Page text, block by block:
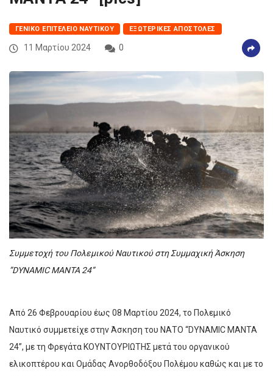
ΓΕΝΙΚΌ ΕΠΙΤΕΛΕΊΟ ΝΑΥΤΙΚΟΎ ΕΞΩΤΕΡΙΚΈΣ ΑΠΟΣΤΟΛΈΣ
11 Μαρτίου 2024 0
Συμμετοχή του Πολεμικού Ναυτικού στη Συμμαχική Άσκηση
”DYNAMIC MANTA 24”
Από 26 Φεβρουαρίου έως 08 Μαρτίου 2024, το Πολεμικό
Ναυτικό συμμετείχε στην Άσκηση του ΝΑΤΟ “DYNAMIC MANTA
24”, με τη Φρεγάτα ΚΟΥΝΤΟΥΡΙΩΤΗΣ μετά του οργανικού
ελικοπτέρου και Ομάδας Ανορθοδόξου Πολέμου καθώς και με το